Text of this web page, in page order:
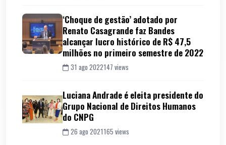
‘Choque de gestão’ adotado por
Renato Casagrande faz Bandes
alcançar lucro histórico de R$ 47,5
milhões no primeiro semestre de 2022
31 ago 2022147 views
Luciana Andrade é eleita presidente do
Grupo Nacional de Direitos Humanos
do CNPG
26 ago 2021165 views